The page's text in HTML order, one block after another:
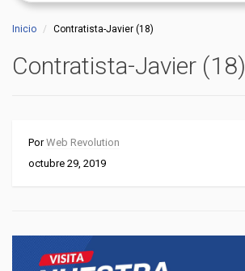
Inicio Contratista-Javier (18)
Contratista-Javier (18)
PorWeb Revolution
octubre 29, 2019